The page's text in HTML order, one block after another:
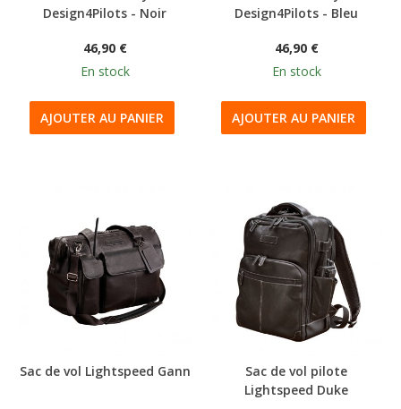
Design4Pilots - Noir
46,90 €
En stock
AJOUTER AU PANIER
Design4Pilots - Bleu
46,90 €
En stock
AJOUTER AU PANIER
Sac de vol Lightspeed Gann
Sac de vol pilote
Lightspeed Duke